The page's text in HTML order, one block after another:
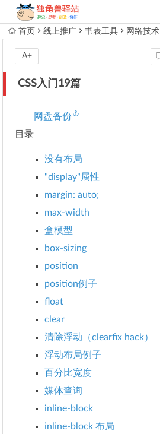
首页 线上推广 书表工具 网络技术
CSS入门19篇
A+
网盘备份
目录
没有布局
"display"属性
margin: auto;
max-width
盒模型
box-sizing
position
position例子
float
clear
清除浮动（clearfix hack）
浮动布局例子
百分比宽度
媒体查询
inline-block
inline-block 布局